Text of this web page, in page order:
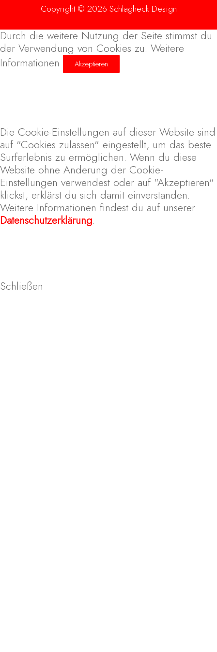
Copyright © 2026 Schlagheck Design
Durch die weitere Nutzung der Seite stimmst du
der Verwendung von Cookies zu. Weitere
Informationen
Akzeptieren
Die Cookie-Einstellungen auf dieser Website sind
auf "Cookies zulassen" eingestellt, um das beste
Surferlebnis zu ermöglichen. Wenn du diese
Website ohne Änderung der Cookie-
Einstellungen verwendest oder auf "Akzeptieren"
klickst, erklärst du sich damit einverstanden.
Weitere Informationen findest du auf unserer
Datenschutzerklärung.
Schließen